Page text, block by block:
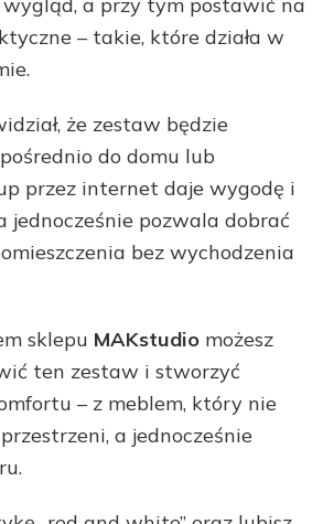
a przy tym postawić na
– takie, które działa w
że zestaw będzie
do domu lub
przez internet daje wygodę i
jednocześnie pozwala dobrać
bez wychodzenia
sklepu MAKstudio możesz
ten zestaw i stworzyć
– z meblem, który nie
a jednocześnie